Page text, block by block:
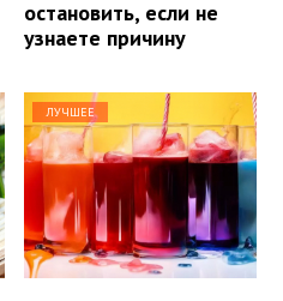
остановить, если не
узнаете причину
ЛУЧШЕЕ